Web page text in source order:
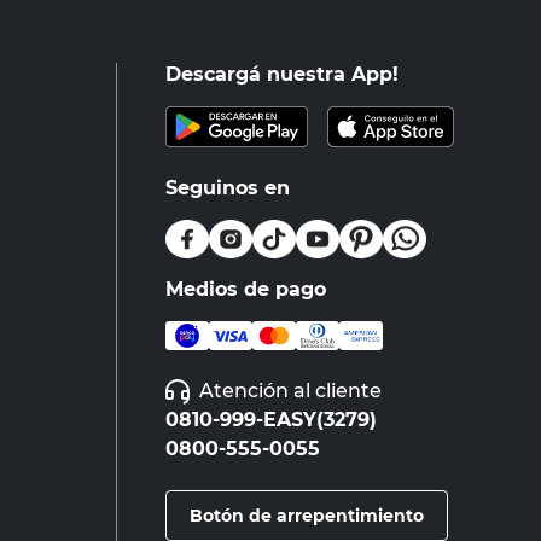
Descargá nuestra App!
Seguinos en
Medios de pago
Atención al cliente
0810-999-EASY(3279)
0800-555-0055
Botón de arrepentimiento